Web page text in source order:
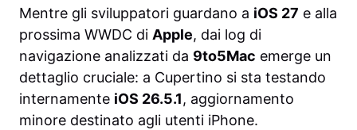
Mentre gli sviluppatori guardano a iOS 27 e alla
prossima WWDC di Apple, dai log di
navigazione analizzati da 9to5Mac emerge un
dettaglio cruciale: a Cupertino si sta testando
internamente iOS 26.5.1, aggiornamento
minore destinato agli utenti iPhone.